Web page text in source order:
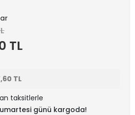
TL
TL
taksitlerle
günü kargoda!